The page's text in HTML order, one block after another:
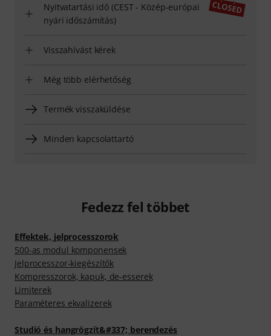
Nyitvatartási idő (CEST - Közép-európai
nyári időszámítás)
Visszahívást kérek
Még több elérhetőség
Termék visszaküldése
Minden kapcsolattartó
Fedezz fel többet
Effektek, jelprocesszorok
500-as modul komponensek
Jelprocesszor-kiegészítők
Kompresszorok, kapuk, de-esserek
Limiterek
Paraméteres ekvalizerek
Studió és hangrögzít&#337; berendezés